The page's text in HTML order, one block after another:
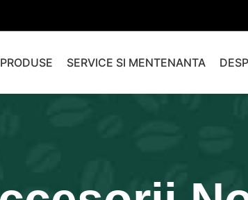
PRODUSE SERVICE SI MENTENANTA